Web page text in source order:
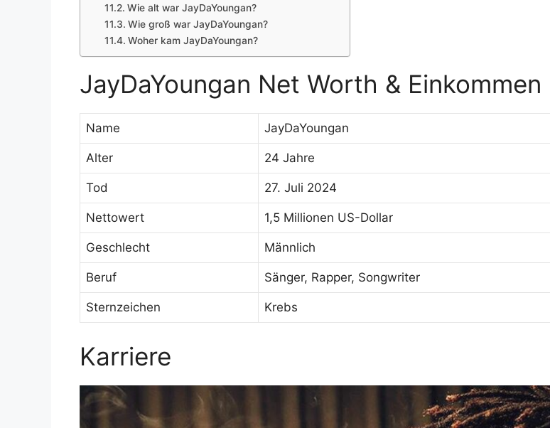
Wie alt war JayDaYoungan?
Wie groß war JayDaYoungan?
Woher kam JayDaYoungan?
JayDaYoungan Net Worth & Einkommen
Name JayDaYoungan
Alter 24 Jahre
Tod 27. Juli 2024
Nettowert 1,5 Millionen US-Dollar
Geschlecht Männlich
Beruf Sänger, Rapper, Songwriter
Sternzeichen Krebs
Karriere